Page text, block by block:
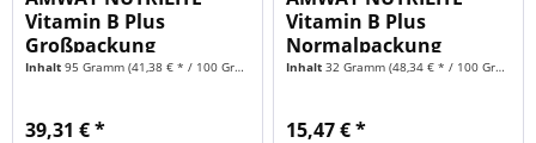
Vitamin B Plus
Großpackung
Inhalt95 Gramm(41,38 € * / 100 Gramm)
39,31 € *
Vitamin B Plus
Normalpackung
Inhalt32 Gramm(48,34 € * / 100 Gramm)
15,47 € *